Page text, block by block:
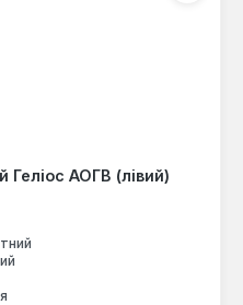
Геліос АОГВ (лівий)